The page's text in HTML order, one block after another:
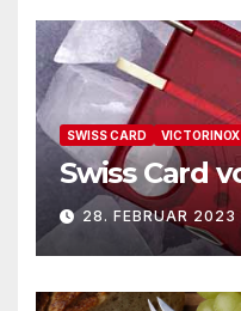
SWISS CARD VICTORINOX
Swiss Card
28. FEBRUAR 2023